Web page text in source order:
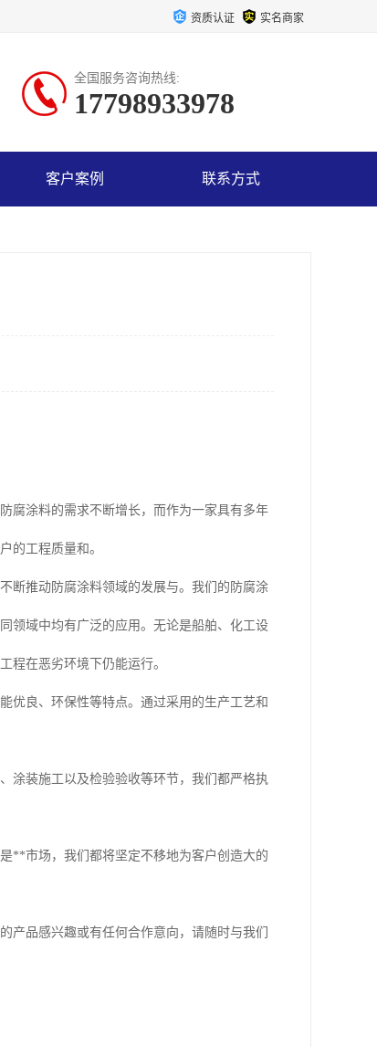
资质认证 实名商家
全国服务咨询热线:
17798933978
客户案例 联系方式
腐涂料的需求不断增长，而作为一家具有多年
的工程质量和。
断推动防腐涂料领域的发展与。我们的防腐涂
领域中均有广泛的应用。无论是船舶、化工设
程在恶劣环境下仍能运行。
优良、环保性等特点。通过采用的生产工艺和
涂装施工以及检验验收等环节，我们都严格执
**市场，我们都将坚定不移地为客户创造大的
产品感兴趣或有任何合作意向，请随时与我们